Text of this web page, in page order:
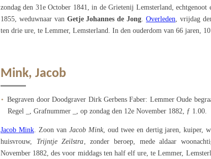
zondag den 31e October 1841, in de Grietenij Lemsterland, echtgenoot
1855, weduwnaar van Getje Johannes de Jong.Overleden, vrijdag
ten drie ure, te Lemmer, Lemsterland. In den ouderdom van 66 jaren, 10
Mink, Jacob
Begraven door Doodgraver Dirk Gerbens Faber: Lemmer Oude
Regel _, Grafnummer _, op zondag den 12e November 1882, ƒ 1.00.
Jacob Mink. Zoon vanJacob Mink, oud twee en dertig jaren, kuiper,
huisvrouw, Trijntje Zeilstra, zonder beroep, mede aldaar
November 1882, des voor middags ten half elf ure, te Lemmer,